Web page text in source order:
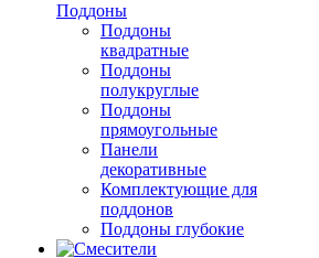
Поддоны
Поддоны
квадратные
Поддоны
полукруглые
Поддоны
прямоугольные
Панели
декоративные
Комплектующие для
поддонов
Поддоны глубокие